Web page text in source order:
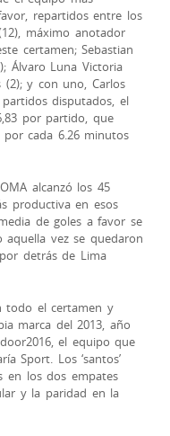
repartidos entre los
máximo anotador
certamen; Sebastian
Álvaro Luna Victoria
(2); y con uno, Carlos
disputados, el
por partido, que
cada 6.26 minutos
alcanzó los 45
productiva en esos
de goles a favor se
vez se quedaron
detrás de Lima
todo el certamen y
marca del 2013, año
el equipo que
Sport. Los ‘santos’
en los dos empates
y la paridad en la